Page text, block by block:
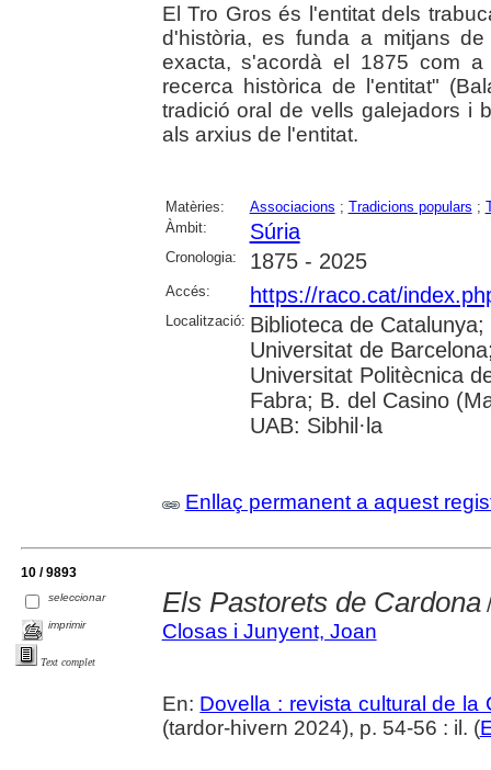
El Tro Gros és l'entitat dels
d'història, es funda a mitjans
exacta, s'acordà el 1875 com
recerca històrica de l'entitat"
tradició oral de vells galejadors i
als arxius de l'entitat.
Matèries: Associacions ; Tradicions populars ;
Àmbit:
Súria
Cronologia: 1875 - 2025
Accés: https://raco.cat/
Localització: Biblioteca de
Universitat de
Universitat Politècnica
Fabra; B. del Casino
UAB: Sibhil·la
Enllaç permanent a aquest
10 / 9893
seleccionar
imprimir
Text complet
Els Pastorets de Cardona/
Closas i Junyent, Joan
En: Dovella : revista cultural de la
(tardor-hivern 2024), p. 54-56 : il. (